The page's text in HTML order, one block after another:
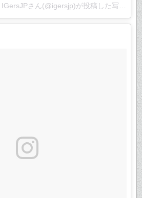
instagramersJapan ☺︎ IGersJPさん(@igersjp)が投稿した写真 –